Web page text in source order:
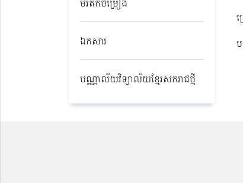
មរតកចម្រៀង
ឯកសារ
បណ្ណាល័យវិទ្យាល័យខ្មែរសករាជថ្មី​